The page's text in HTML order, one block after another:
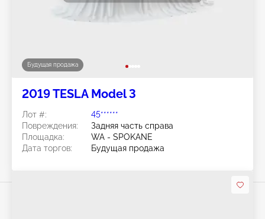
Будущая продажа
2019 TESLA Model 3
Лот #:
45******
Повреждения:
Задняя часть справа
Площадка:
WA - SPOKANE
Дата торгов:
Будущая продажа